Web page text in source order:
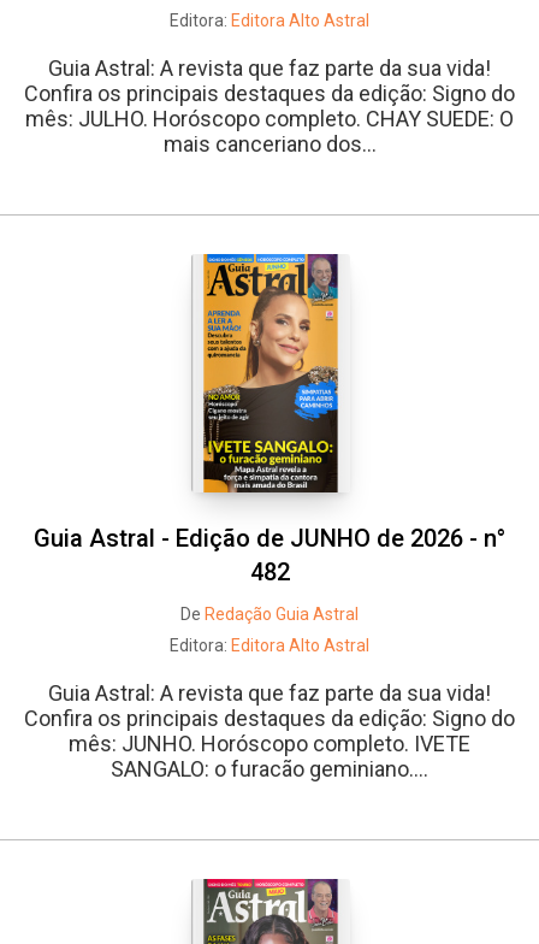
Editora: Editora Alto Astral
Guia Astral: A revista que faz parte da sua vida!
Confira os principais destaques da edição: Signo do
mês: JULHO. Horóscopo completo. CHAY SUEDE: O
mais canceriano dos...
Guia Astral - Edição de JUNHO de 2026 - n°
482
De Redação Guia Astral
Editora: Editora Alto Astral
Guia Astral: A revista que faz parte da sua vida!
Confira os principais destaques da edição: Signo do
mês: JUNHO. Horóscopo completo. IVETE
SANGALO: o furacão geminiano....